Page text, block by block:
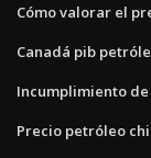
Cómo valorar el
Canadá pib
Incumplimiento
Precio petróleo